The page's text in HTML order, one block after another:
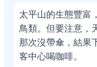
太平山的生態豐富
鳥類。但要注意，
那次沒帶傘，結果
客中心喝咖啡。